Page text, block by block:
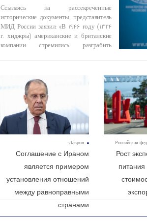
Ссылаясь на рассекреченные
исторические документы, представитель
МИД России заявил: «В 1946 году (1324
г. хиджры) американские и британские
компании стремились разграбить
Рост
Соглашение с Ираном
является примером
установления отношений
между равноправными
странами